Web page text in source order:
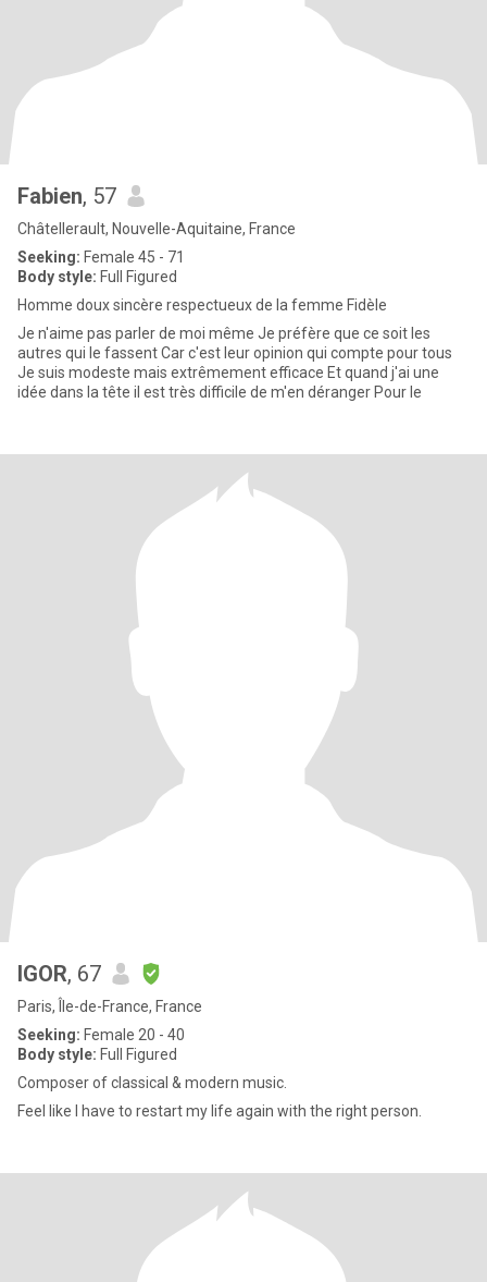
Fabien, 57
Châtellerault, Nouvelle-Aquitaine, France
Seeking: Female 45 - 71
Body style: Full Figured
Homme doux sincère respectueux de la femme Fidèle
Je n'aime pas parler de moi même Je préfère que ce soit les
autres qui le fassent Car c'est leur opinion qui compte pour tous
Je suis modeste mais extrêmement efficace Et quand j'ai une
idée dans la tête il est très difficile de m'en déranger Pour le
IGOR, 67
Paris, Île-de-France, France
Seeking: Female 20 - 40
Body style: Full Figured
Composer of classical & modern music.
Feel like I have to restart my life again with the right person.